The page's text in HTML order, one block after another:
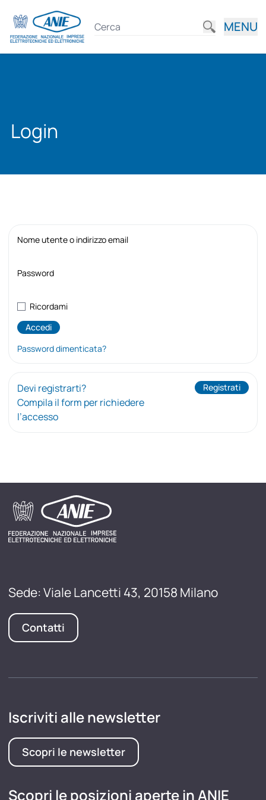
MENU
Login
Nome utente o indirizzo email
Password
Ricordami
Password dimenticata?
Devi registrarti?
Compila il form per richiedere
l’accesso
Registrati
Sede: Viale Lancetti 43, 20158 Milano
Contatti
Iscriviti alle newsletter
Scopri le newsletter
Scopri le posizioni aperte in ANIE